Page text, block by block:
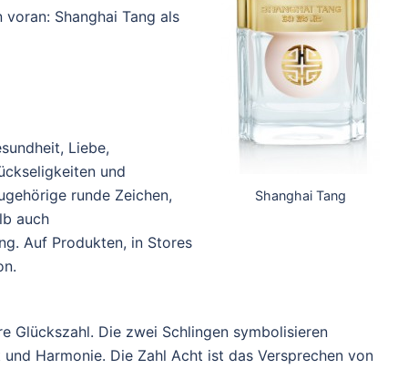
Shanghai Tang
Shanghai Tang als
Liebe,
und
runde Zeichen,
auch
Auf Produkten, in Stores
Glückszahl. Die zwei Schlingen symbolisieren
Harmonie. Die Zahl Acht ist das Versprechen von